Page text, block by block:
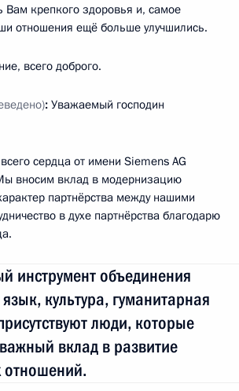
Вам крепкого здоровья и, самое
отношения ещё больше улучшились.
всего доброго.
: Уважаемый господин
сердца от имени Siemens AG
вносим вклад в модернизацию
партнёрства между нашими
в духе партнёрства благодарю
инструмент объединения
культура, гуманитарная
люди, которые
вклад в развитие
отношений.